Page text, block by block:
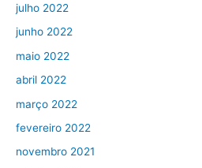
julho 2022
junho 2022
maio 2022
abril 2022
março 2022
fevereiro 2022
novembro 2021